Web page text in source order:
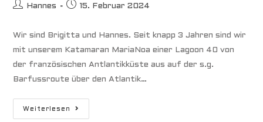
Beitrags-
Hannes
Beitrag
15. Februar 2024
Wir sind Brigitta und Hannes. Seit knapp 3 Jahren sind wir
mit unserem Katamaran MariaNoa einer Lagoon 40 von
der französischen Antlantikküste aus auf der s.g.
Barfussroute über den Atlantik…
Weiterlesen
Lagoon